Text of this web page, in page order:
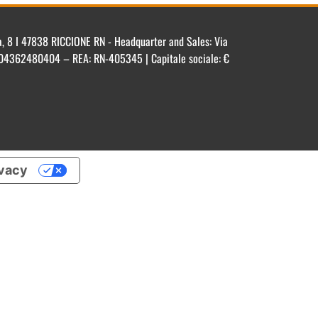
I 47838 RICCIONE RN - Headquarter and Sales: Via
04362480404 – REA: RN-405345 | Capitale sociale: €